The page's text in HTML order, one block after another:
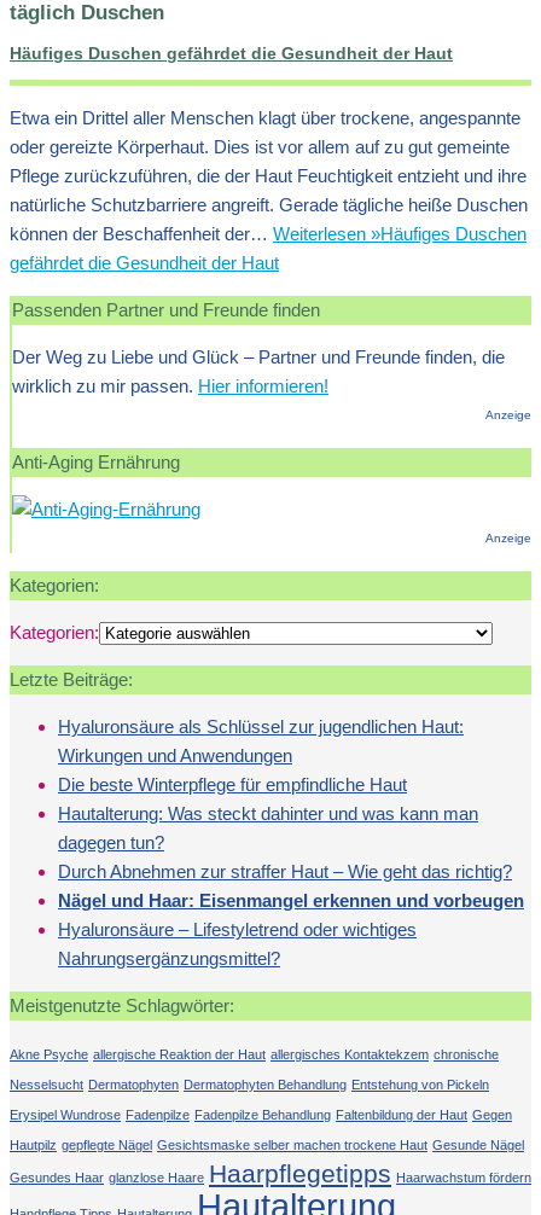
täglich Duschen
Häufiges Duschen gefährdet die Gesundheit der Haut
Etwa ein Drittel aller Menschen klagt über trockene, angespannte
oder gereizte Körperhaut. Dies ist vor allem auf zu gut gemeinte
Pflege zurückzuführen, die der Haut Feuchtigkeit entzieht und ihre
natürliche Schutzbarriere angreift. Gerade tägliche heiße Duschen
können der Beschaffenheit der… Weiterlesen »Häufiges Duschen
gefährdet die Gesundheit der Haut
Passenden Partner und Freunde finden
Der Weg zu Liebe und Glück – Partner und Freunde finden, die
wirklich zu mir passen. Hier informieren!
Anzeige
Anti-Aging Ernährung
Anzeige
Kategorien:
Kategorien:
Letzte Beiträge:
Hyaluronsäure als Schlüssel zur jugendlichen Haut:
Wirkungen und Anwendungen
Die beste Winterpflege für empfindliche Haut
Hautalterung: Was steckt dahinter und was kann man
dagegen tun?
Durch Abnehmen zur straffer Haut – Wie geht das richtig?
Nägel und Haar: Eisenmangel erkennen und vorbeugen
Hyaluronsäure – Lifestyletrend oder wichtiges
Nahrungsergänzungsmittel?
Meistgenutzte Schlagwörter:
Akne Psyche allergische Reaktion der Haut allergisches Kontaktekzem chronische
Nesselsucht Dermatophyten Dermatophyten Behandlung Entstehung von Pickeln
Erysipel Wundrose Fadenpilze Fadenpilze Behandlung Faltenbildung der Haut Gegen
Hautpilz gepflegte Nägel Gesichtsmaske selber machen trockene Haut Gesunde Nägel
Gesundes Haar glanzlose Haare Haarpflegetipps Haarwachstum fördern
Hautalterung